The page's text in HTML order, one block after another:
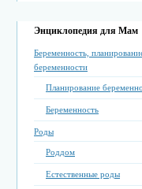
Энциклопедия для Мам
Беременность,
беременности
Планирование
Беременность
Роды
Роддом
Естественные роды